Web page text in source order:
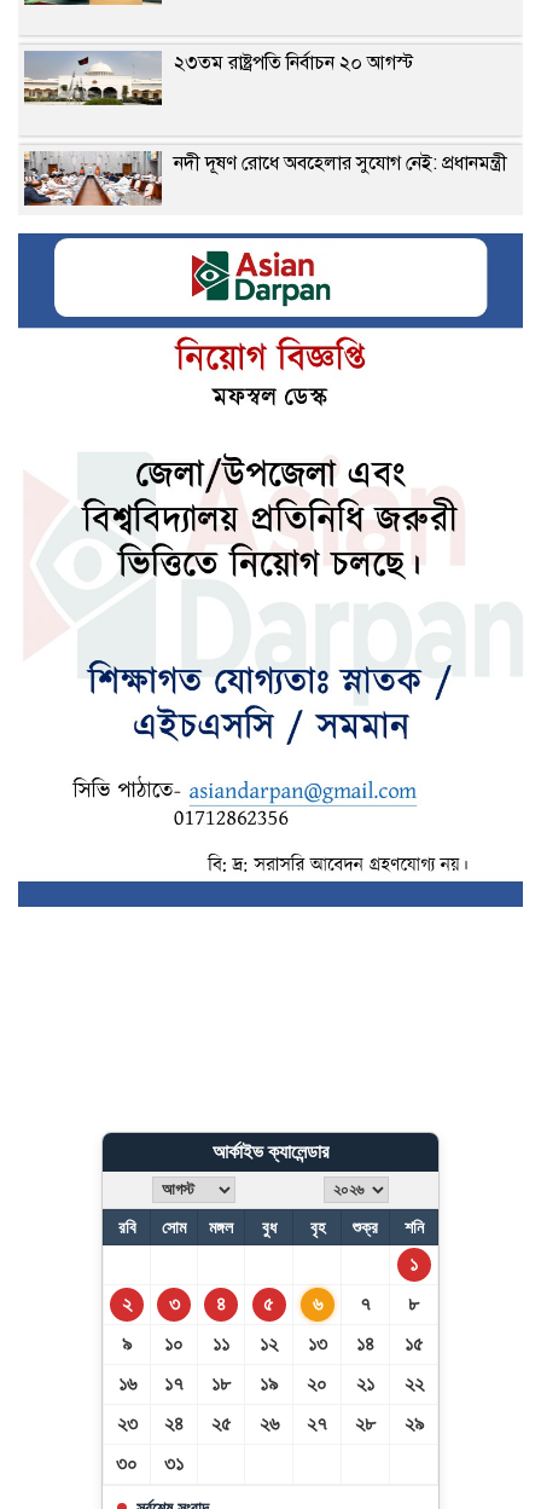
২৩তম রাষ্ট্রপতি নির্বাচন ২০ আগস্ট
নদী দূষণ রোধে অবহেলার সুযোগ নেই: প্রধানমন্ত্রী
সঠিক বীমাদাবি পরিশোধই কর্ণফুলী ইন্স্যুরেন্সের
মূল চালিকাশক্তি
টানা বাড়ানো হচ্ছে সোনার দাম
লালবাগ কেল্লা পরিদর্শন করেছেন মার্কিন নৌ
কমান্ডার
পলাতক আসামিকে দিয়ে রাজনীতি করছে ভারত:
রিজভী
৪ বিভাগে মুষলধারে বৃষ্টির আভাস
আর্কাইভ ক্যালেন্ডার
রবি সোম মঙ্গল বুধ বৃহ শুক্র শনি
১
২
৩ ৪ ৫ ৬ ৭
৮
৯
১০ ১১ ১২ ১৩ ১৪
১৫
১৬
১৭ ১৮ ১৯ ২০ ২১
২২
২৩
২৪ ২৫ ২৬ ২৭ ২৮
২৯
৩০
৩১